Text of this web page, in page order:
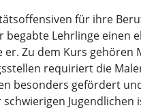
für ihre
begabte Lehrlinge
Zu dem Kurs
requiriert die
besonders gefördert